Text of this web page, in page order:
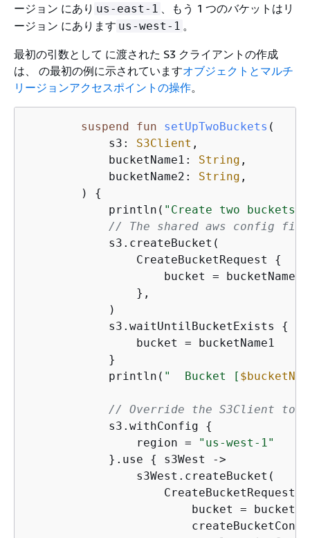
ージョン にあり us-east-1
、もう 1 つのバケットはリ
ージョン にあります us-west-1 。
最初の引数として に渡された S3 クライアントの作成
は、 の最初の例に示されていますオブジェクトとマルチ
リージョンアクセスポイントの操作。
suspend fun setUpTwoBuckets (
            s3:
S3Client ,
            bucketName1:
String ,
            bucketName2:
String ,
        )
{
            println(
"Create two
// The shared aws config
            s3.createBucket(
                CreateBucketRequest
{
                    bucket = bucketName1
                },
            )
            s3.waitUntilBucketExists
{
                bucket = bucketName1
            }
            println(
"  Bucket [
// Override the S3Client to
            s3.withConfig
{
                region =
"us-west-1"
            }.use
{
s3West ->
                s3West.createBucket(
                    CreateBucketRequest
bucket =